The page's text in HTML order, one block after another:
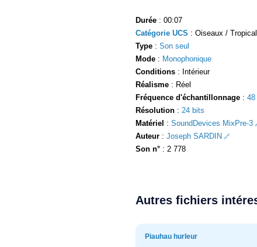
Durée : 00:07
Catégorie UCS : Oiseaux /
Type : Son seul
Mode : Monophonique
Conditions : Intérieur
Réalisme : Réel
Fréquence d'échantillonnage : 48
Résolution : 24 bits
Matériel : SoundDevices MixPre-3
Auteur : Joseph SARDIN
Son n° : 2 778
Autres fichiers
Piauhau hurleur